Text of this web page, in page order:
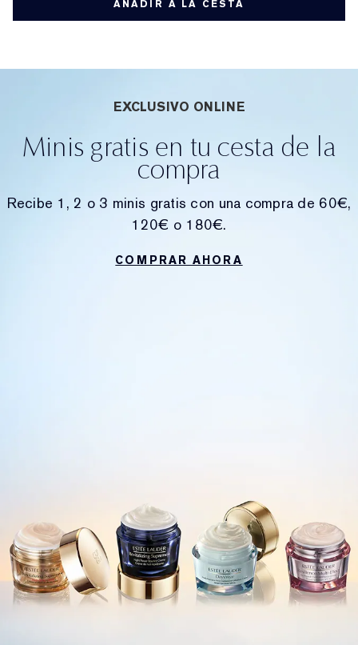
AÑADIR A LA CESTA
EXCLUSIVO ONLINE
Minis gratis en tu cesta de la
compra
Recibe 1, 2 o 3 minis gratis con una compra de 60€,
120€ o 180€.
COMPRAR AHORA